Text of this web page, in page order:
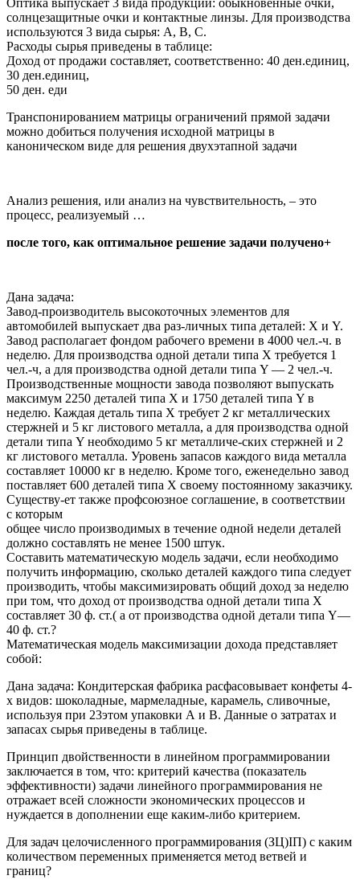
Оптика выпускает 3 вида продукции: обыкновенные очки,
солнцезащитные очки и контактные линзы. Для производства
используются 3 вида сырья: А, В, С.
Расходы сырья приведены в таблице:
Доход от продажи составляет, соответственно: 40 ден.единиц,
30 ден.единиц,
50 ден. еди
Транспонированием матрицы ограничений прямой задачи
можно добиться получения исходной матрицы в
каноническом виде для решения двухэтапной задачи
Анализ решения, или анализ на чувствительность, – это
процесс, реализуемый …
после того, как оптимальное решение задачи получено+
Дана задача:
Завод-производитель высокоточных элементов для
автомобилей выпускает два раз-личных типа деталей: X и Y.
Завод располагает фондом рабочего времени в 4000 чел.-ч. в
неделю. Для производства одной детали типа X требуется 1
чел.-ч, а для производства одной детали типа Y — 2 чел.-ч.
Производственные мощности завода позволяют выпускать
максимум 2250 деталей типа X и 1750 деталей типа Y в
неделю. Каждая деталь типа X требует 2 кг металлических
стержней и 5 кг листового металла, а для производства одной
детали типа Y необходимо 5 кг металличе-ских стержней и 2
кг листового металла. Уровень запасов каждого вида металла
составляет 10000 кг в неделю. Кроме того, еженедельно завод
поставляет 600 деталей типа X своему постоянному заказчику.
Существу-ет также профсоюзное соглашение, в соответствии
с которым
общее число производимых в течение одной недели деталей
должно составлять не менее 1500 штук.
Составить математическую модель задачи, если необходимо
получить информацию, сколько деталей каждого типа следует
производить, чтобы максимизировать общий доход за неделю
при том, что доход от производства одной детали типа X
составляет 30 ф. ст.( а от производства одной детали типа Y—
40 ф. ст.?
Математическая модель максимизации дохода представляет
собой:
Дана задача: Кондитерская фабрика расфасовывает конфеты 4-
х видов: шоколадные, мармеладные, карамель, сливочные,
используя при 23этом упаковки А и В. Данные о затратах и
запасах сырья приведены в таблице.
Принцип двойственности в линейном программировании
заключается в том, что: критерий качества (показатель
эффективности) задачи линейного программирования не
отражает всей сложности экономических процессов и
нуждается в дополнении еще каким-либо критерием.
Для задач целочисленного программирования (ЗЦ)IП) с каким
количеством переменных применяется метод ветвей и
границ?